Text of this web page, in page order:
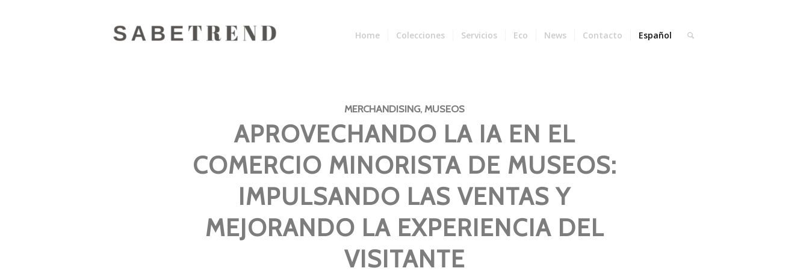
Home Colecciones Servicios Eco News Contacto Español
MERCHANDISING, MUSEOS
APROVECHANDO LA IA EN EL
COMERCIO MINORISTA DE MUSEOS:
IMPULSANDO LAS VENTAS Y
MEJORANDO LA EXPERIENCIA DEL
VISITANTE